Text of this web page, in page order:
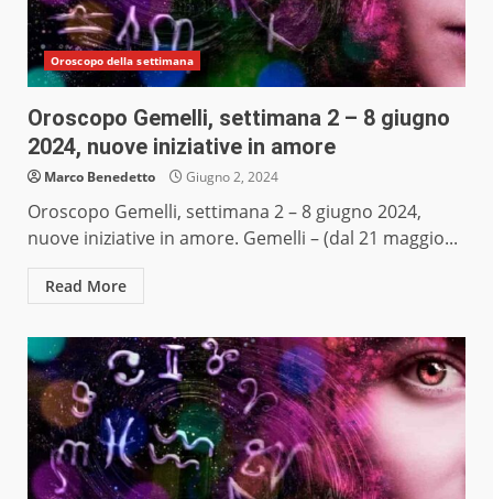
Oroscopo della settimana
Oroscopo Gemelli, settimana 2 – 8 giugno
2024, nuove iniziative in amore
Marco Benedetto Giugno 2, 2024
Oroscopo Gemelli, settimana 2 – 8 giugno 2024,
nuove iniziative in amore. Gemelli – (dal 21 maggio...
Read More